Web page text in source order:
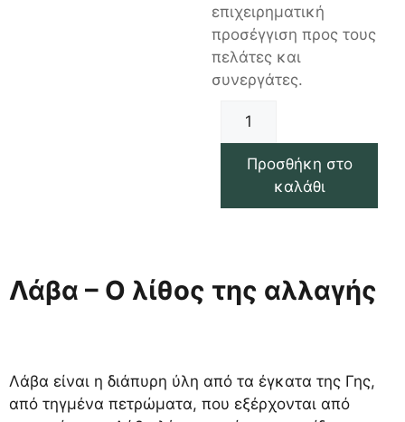
επιχειρηματική
προσέγγιση προς τους
πελάτες και
συνεργάτες.
Προσθήκη στο
καλάθι
Λάβα – Ο λίθος της αλλαγής
Λάβα είναι η διάπυρη ύλη από τα έγκατα της Γης,
από τηγμένα πετρώματα, που εξέρχονται από